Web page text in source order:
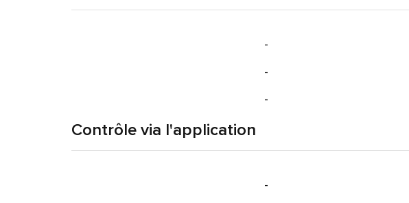
-
-
-
Contrôle via l'application
-